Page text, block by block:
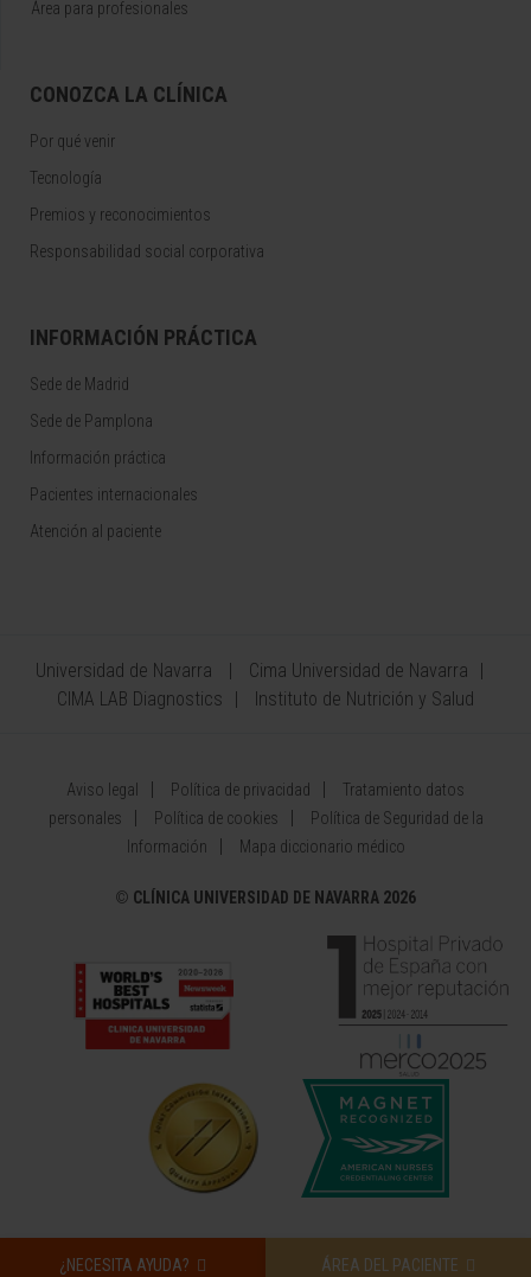
¿NECESITA AYUDA? ÁREA DEL PACIENTE
Área para profesionales
CONOZCA LA CLÍNICA
Por qué venir
Tecnología
Premios y reconocimientos
Responsabilidad social corporativa
INFORMACIÓN PRÁCTICA
Sede de Madrid
Sede de Pamplona
Información práctica
Pacientes internacionales
Atención al paciente
Universidad de Navarra
Cima Universidad de Navarra
CIMA LAB Diagnostics
Instituto de Nutrición y Salud
Aviso legal Política de privacidad
Tratamiento datos
personales
Política de cookies
Política de Seguridad de la
Información
Mapa diccionario médico
© CLÍNICA UNIVERSIDAD DE NAVARRA 2026